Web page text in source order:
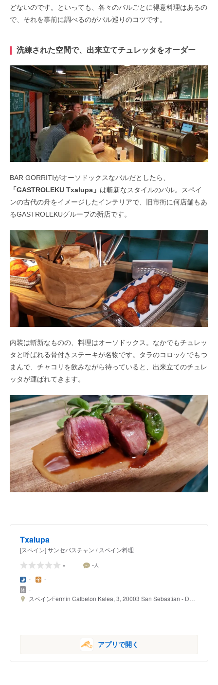
どないのです。といっても、各々のバルごとに得意料理はあるの
で、それを事前に調べるのがバル巡りのコツです。
洗練された空間で、出来立てチュレッタをオーダー
BAR GORRITIがオーソドックスなバルだとしたら、
「GASTROLEKU Txalupa」 は斬新なスタイルのバル。スペイ
ンの古代の舟をイメージしたインテリアで、旧市街に何店舗もあ
るGASTROLEKUグループの新店です。
内装は斬新なものの、料理はオーソドックス。なかでもチュレッ
タと呼ばれる骨付きステーキが名物です。タラのコロッケでもつ
まんで、チャコリを飲みながら待っていると、出来立てのチュレ
ッタが運ばれてきます。
Txalupa
[スペイン] サンセバスチャン / スペイン料理
-
-人
- -
-
スペインFermin Calbeton Kalea, 3, 20003 San Sebastian - Donostia
アプリで開く